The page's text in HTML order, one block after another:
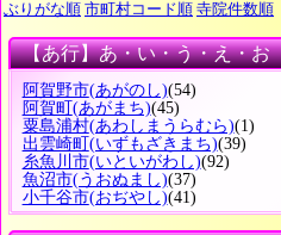
ぶりがな順 市町村コード順 寺院件数順
【あ行】あ・い・う・え・お
阿賀野市(あがのし)(54)
阿賀町 (あがまち)(45)
粟島浦村(あわしまうらむら)(1)
出雲崎町 (いずもざきまち)(39)
糸魚川市(いといがわし)(92)
魚沼市(うおぬまし)(37)
小千谷市(おぢやし)(41)